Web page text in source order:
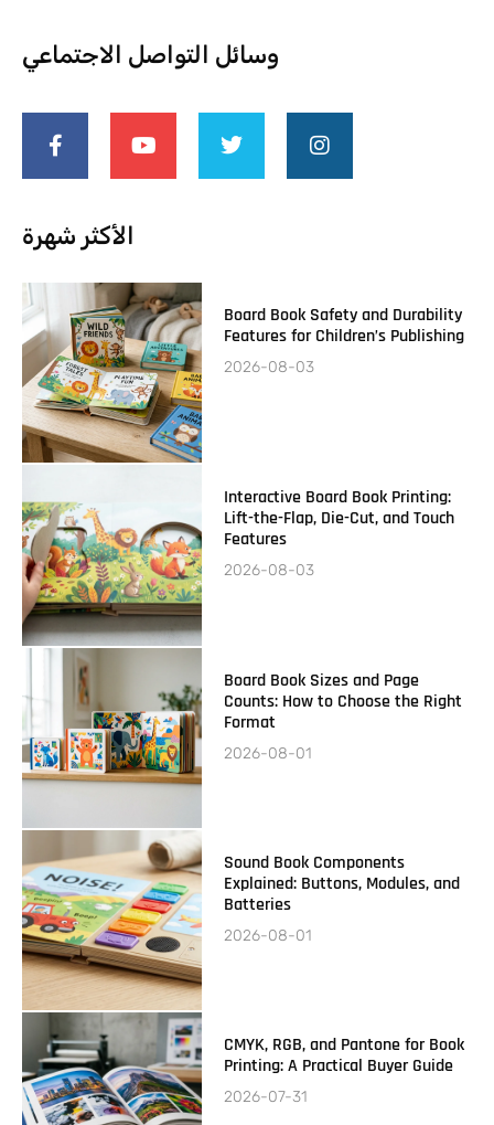
وسائل التواصل الاجتماعي
الأكثر شهرة
Board Book Safety and Durability
Features for Children’s Publishing
2026-08-03
Interactive Board Book Printing:
Lift-the-Flap, Die-Cut, and Touch
Features
2026-08-03
Board Book Sizes and Page
Counts: How to Choose the Right
Format
2026-08-01
Sound Book Components
Explained: Buttons, Modules, and
Batteries
2026-08-01
CMYK, RGB, and Pantone for Book
Printing: A Practical Buyer Guide
2026-07-31